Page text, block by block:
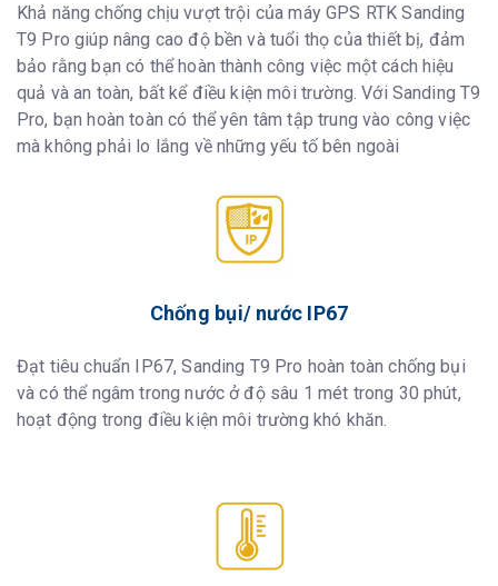
Khả năng chống chịu vượt trội của máy GPS RTK Sanding
T9 Pro giúp nâng cao độ bền và tuổi thọ của thiết bị, đảm
bảo rằng bạn có thể hoàn thành công việc một cách hiệu
quả và an toàn, bất kể điều kiện môi trường. Với Sanding T9
Pro, bạn hoàn toàn có thể yên tâm tập trung vào công việc
mà không phải lo lắng về những yếu tố bên ngoài
Chống bụi/ nước IP67
Đạt tiêu chuẩn IP67, Sanding T9 Pro hoàn toàn chống bụi
và có thể ngâm trong nước ở độ sâu 1 mét trong 30 phút,
hoạt động trong điều kiện môi trường khó khăn.